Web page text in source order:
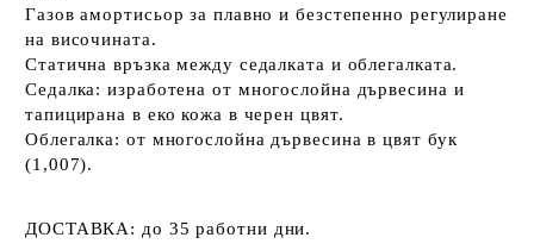
Газов амортисьор за плавно и безстепенно регулиране
на височината.
Статична връзка между седалката и облегалката.
Седалка: изработена от многослойна дървесина и
тапицирана в еко кожа в черен цвят.
Облегалка: от многослойна дървесина в цвят бук
(1,007).
ДОСТАВКА: до 35 работни дни.